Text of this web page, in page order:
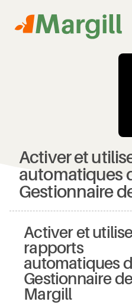
contenu
Activer et
automatiques
Gestionnaire
Activer et
rapports
automatiques
Gestionnaire
Margill